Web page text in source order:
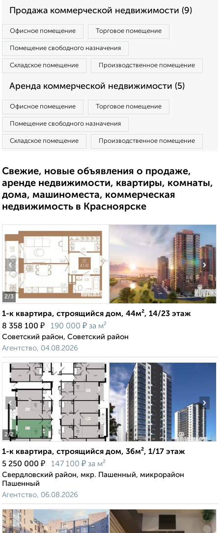
Продажа коммерческой недвижимости (9)
Офисное помещение Торговое помещение
Помещение свободного назначения
Складское помещение Производственное помещение
Аренда коммерческой недвижимости (5)
Офисное помещение Торговое помещение
Помещение свободного назначения
Складское помещение Производственное помещение
Свежие, новые объявления о продаже,
аренде недвижимости, квартиры, комнаты,
дома, машиноместа, коммерческая
недвижимость в Красноярске
2/3
‹ ›
1-к квартира, строящийся дом, 44м², 14/23 этаж
8 358 100 ₽ 190 000 ₽ за м²
Советский район, Советский район
Агентство, 04.08.2026
2/2
‹ ›
1-к квартира, строящийся дом, 36м², 1/17 этаж
5 250 000 ₽ 147 100 ₽ за м²
Свердловский район, мкр. Пашенный, микрорайон
Пашенный
Агентство, 06.08.2026